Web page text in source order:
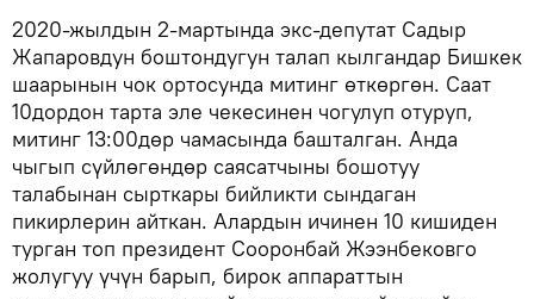
2020-жылдын 2-мартында экс-депутат Садыр
Жапаровдун боштондугун талап кылгандар Бишкек
шаарынын чок ортосунда митинг өткөргөн. Саат
10дордон тарта эле чекесинен чогулуп отуруп,
митинг 13:00дөр чамасында башталган. Анда
чыгып сүйлөгөндөр саясатчыны бошотуу
талабынан сырткары бийликти сындаган
пикирлерин айткан. Алардын ичинен 10 кишиден
турган топ президент Сооронбай Жээнбековго
жолугуу үчүн барып, бирок аппараттын